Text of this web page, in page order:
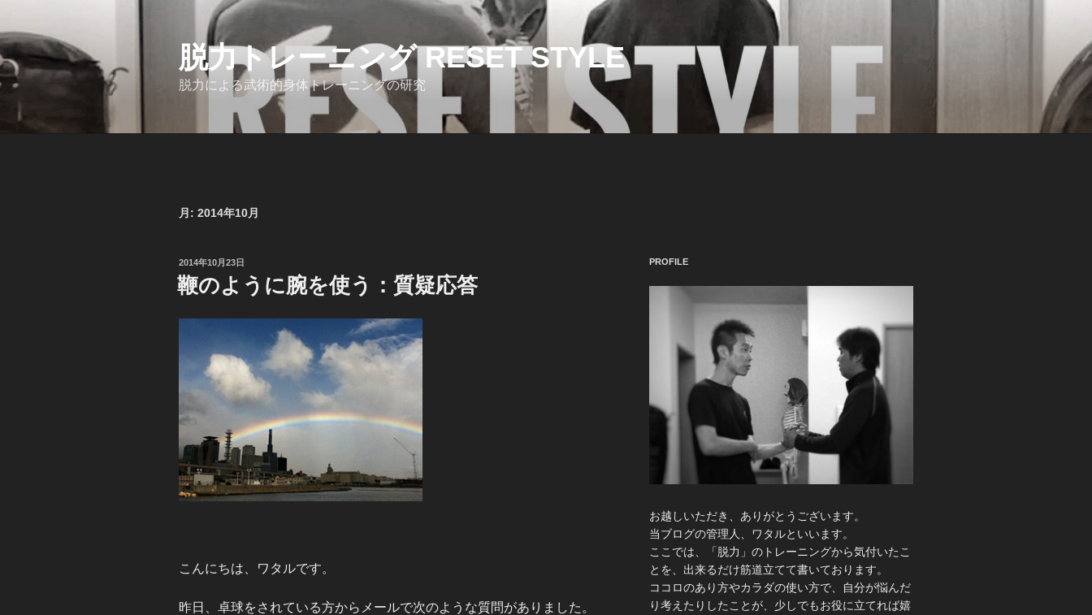
ン
テ
ン
ツ
脱力トレーニング RESET STYLE
脱力による武術的身体トレーニングの研究
月: 2014年10月
投
稿
日:
2014年10月23日
鞭のように腕を使う：質疑応答
こんにちは、ワタルです。
昨日、卓球をされている方からメールで次のような質問がありました。
PROFILE
お越しいただき、ありがとうございます。
当ブログの管理人、ワタルといいます。
ここでは、「脱力」のトレーニングから気付いたこ
とを、出来るだけ筋道立てて書いております。
ココロのあり方やカラダの使い方で、自分が悩んだ
り考えたりしたことが、少しでもお役に立てれば嬉